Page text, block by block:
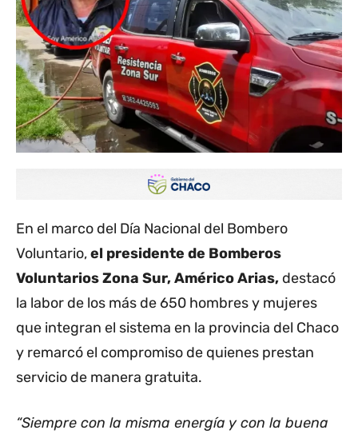
En el marco del Día Nacional del Bombero
Voluntario,el presidente de Bomberos
Voluntarios Zona Sur, Américo Arias, destacó
la labor de los más de 650 hombres y mujeres
que integran el sistema en la provincia del Chaco
y remarcó el compromiso de quienes prestan
servicio de manera gratuita.
“Siempre con la misma energía y con la buena